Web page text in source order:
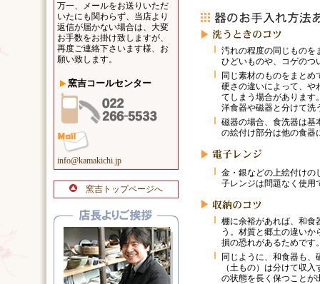
万一、メールをお送りいただ
いたにも関わらず、当店より
返信が届かない場合は、大変
お手数をお掛け致しますが、
再度ご連絡下さいます様、お
願い致します。
窯吉コールセンター
info@kamakichi.jp
窯吉トップページへ
汚れの程度の同じものを
ひどいものや、コゲのつ
同じ素材のものをまと
硬さの違いによって、や
てしまう場合があります
洋食器や磁器と分けて洗
磁器の場合、食洗器は基
の絵付け部分は他の食器
金・銀などの上絵付けの
子レンジは問題なく使用
棚に余裕があれば、和食
う。材質と郷土の違い
損の恐れがあるためです
同じように、和食器も、
（土もの）は分けて収
の状態を長く保つことが